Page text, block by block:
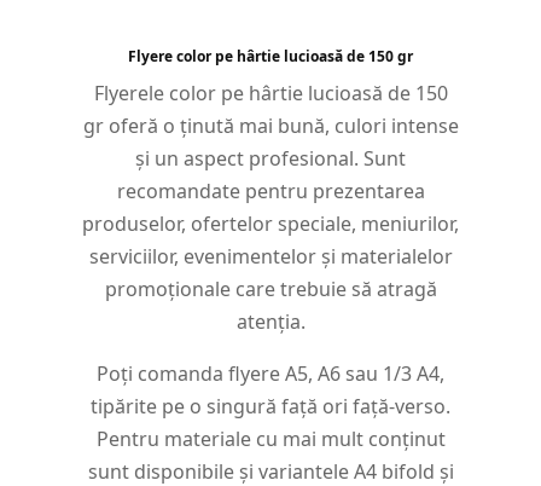
Flyere color pe hârtie lucioasă de 150 gr
Flyerele color pe hârtie lucioasă de 150
gr oferă o ținută mai bună, culori intense
și un aspect profesional. Sunt
recomandate pentru prezentarea
produselor, ofertelor speciale, meniurilor,
serviciilor, evenimentelor și materialelor
promoționale care trebuie să atragă
atenția.
Poți comanda flyere A5, A6 sau 1/3 A4,
tipărite pe o singură față ori față-verso.
Pentru materiale cu mai mult conținut
sunt disponibile și variantele A4 bifold și